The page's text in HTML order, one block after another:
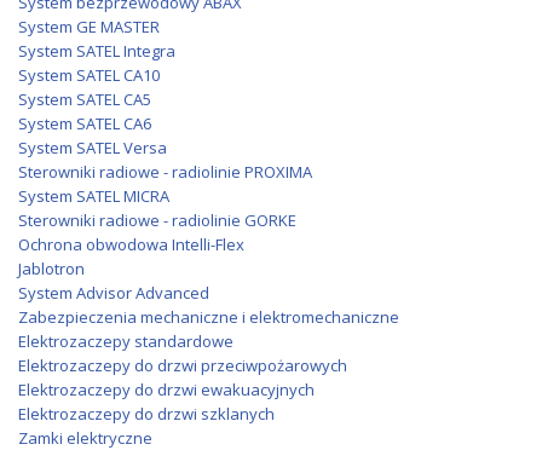
System GE MASTER
System SATEL Integra
System SATEL CA10
System SATEL CA5
System SATEL CA6
System SATEL Versa
Sterowniki radiowe - radiolinie PROXIMA
System SATEL MICRA
Sterowniki radiowe - radiolinie GORKE
Ochrona obwodowa Intelli-Flex
Jablotron
System Advisor Advanced
Zabezpieczenia mechaniczne i elektromechaniczne
Elektrozaczepy standardowe
Elektrozaczepy do drzwi przeciwpożarowych
Elektrozaczepy do drzwi ewakuacyjnych
Elektrozaczepy do drzwi szklanych
Zamki elektryczne